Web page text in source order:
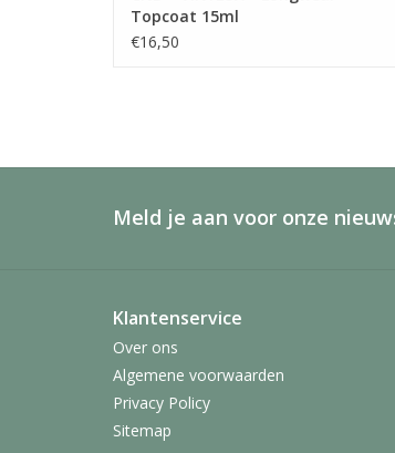
Topcoat 15ml
€16,50
Meld je aan voor onze
Klantenservice
Over ons
Algemene voorwaarden
Privacy Policy
Sitemap